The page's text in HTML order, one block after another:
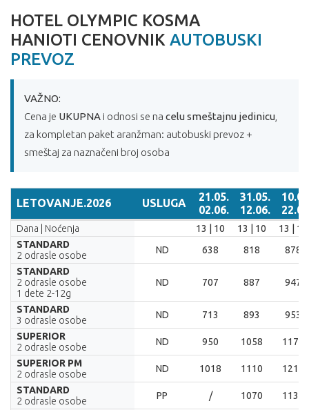
HOTEL OLYMPIC KOSMA
HANIOTI CENOVNIK AUTOBUSKI
PREVOZ
VAŽNO:
Cena je UKUPNA i odnosi se na celu smeštajnu jedinicu
za kompletan paket aranžman: autobuski prevoz +
smeštaj za naznačeni broj osoba
LETOVANJE.2026 USLUGA
21.05.
02.06.
31.05.
12.06.
LETOVANJE.2026
21.05.
02.06.
31.05.
12.06.
10.06.
22.06.
Dana | Noćenja 13 | 10 13 | 10
13 | 10
STANDARD
2 odrasle osobe
ND 638 818
878
STANDARD
2 odrasle osobe
1 dete 2-12g
ND 707 887 947
STANDARD
3 odrasle osobe
ND 713 893
953
SUPERIOR
2 odrasle osobe
ND 950 1058
1170
SUPERIOR PM
2 odrasle osobe
ND 1018 1110
1210
STANDARD
2 odrasle osobe
PP / 1070
1130